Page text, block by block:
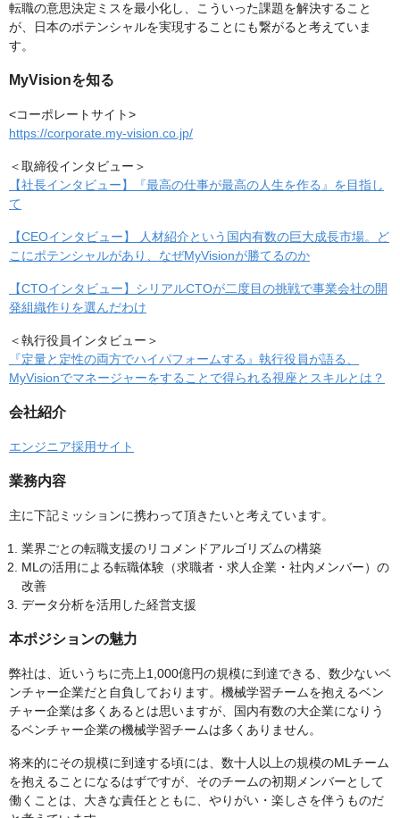
転職の意思決定ミスを最小化し、こういった課題を解決すること
が、日本のポテンシャルを実現することにも繋がると考えていま
す。
MyVisionを知る
<コーポレートサイト>
https://corporate.my-vision.co.jp/
＜取締役インタビュー＞
【社長インタビュー】『最高の仕事が最高の人生を作る』を目指し
て
【CEOインタビュー】 人材紹介という国内有数の巨大成長市場。ど
こにポテンシャルがあり、なぜMyVisionが勝てるのか
【CTOインタビュー】シリアルCTOが二度目の挑戦で事業会社の開
発組織作りを選んだわけ
＜執行役員インタビュー＞
『定量と定性の両方でハイパフォームする』執行役員が語る、
MyVisionでマネージャーをすることで得られる視座とスキルとは？
会社紹介
エンジニア採用サイト
業務内容
主に下記ミッションに携わって頂きたいと考えています。
業界ごとの転職支援のリコメンドアルゴリズムの構築
MLの活用による転職体験（求職者・求人企業・社内メンバー）の
改善
データ分析を活用した経営支援
本ポジションの魅力
弊社は、近いうちに売上1,000億円の規模に到達できる、数少ないベ
ンチャー企業だと自負しております。機械学習チームを抱えるベン
チャー企業は多くあるとは思いますが、国内有数の大企業になりう
るベンチャー企業の機械学習チームは多くありません。
将来的にその規模に到達する頃には、数十人以上の規模のMLチーム
を抱えることになるはずですが、そのチームの初期メンバーとして
働くことは、大きな責任とともに、やりがい・楽しさを伴うものだ